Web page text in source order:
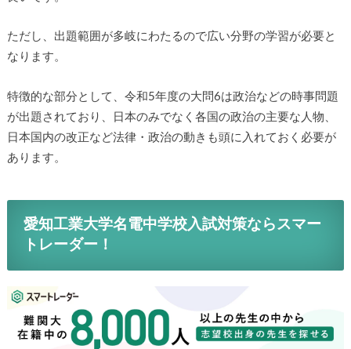
ただし、出題範囲が多岐にわたるので広い分野の学習が必要と
なります。
特徴的な部分として、令和5年度の大問6は政治などの時事問題
が出題されており、日本のみでなく各国の政治の主要な人物、
日本国内の改正など法律・政治の動きも頭に入れておく必要が
あります。
愛知工業大学名電中学校入試対策ならスマー
トレーダー！